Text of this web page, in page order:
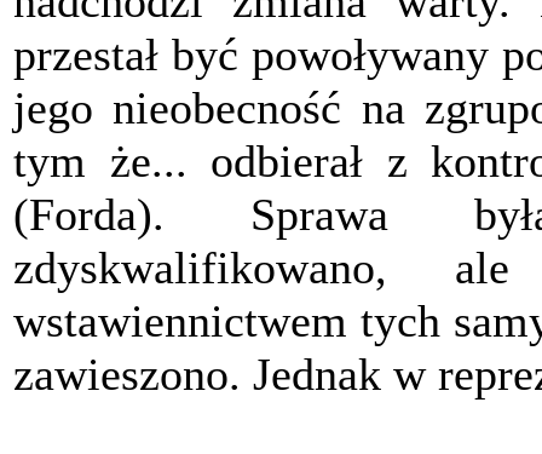
przestał być powoływany
jego nieobecność na
tym że... odbierał z
(Forda). Sprawa
zdyskwalifikowano,
wstawiennictwem tych
zawieszono. Jednak w